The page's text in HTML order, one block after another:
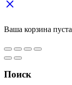
Ваша корзина пуста
Поиск